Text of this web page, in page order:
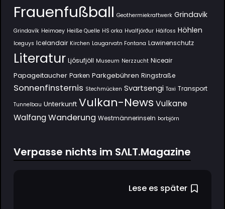
Frauenfußball Geothermiekraftwerk Grindavik
Grindavík Heimaey Heiße Quelle HS orka Hvalfjörður Háifoss Höhlen
Iceguys Icelandair Kirchen Laugarvatn Fontana Lawinenschutz
Literatur Ljósufjöll Museum Nerzzucht Niceair
Papageitaucher Parken Parkgebühren Ringstraße
Sonnenfinsternis Stechmücken Svartsengi Taxi Transport
Tunnelbau Unterkunft Vulkan-News Vulkane
Walfang Wanderung Westmännerinseln Þorbjörn
Verpasse nichts im SΛLT.Magazine
Lese es später